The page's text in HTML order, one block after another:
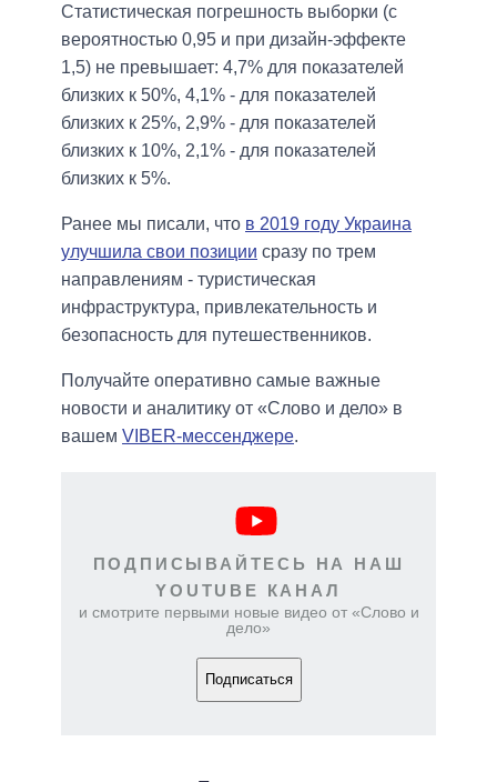
Статистическая погрешность выборки (с
вероятностью 0,95 и при дизайн-эффекте
1,5) не превышает: 4,7% для показателей
близких к 50%, 4,1% - для показателей
близких к 25%, 2,9% - для показателей
близких к 10%, 2,1% - для показателей
близких к 5%.
Ранее мы писали, что в 2019 году Украина
улучшила свои позиции сразу по трем
направлениям - туристическая
инфраструктура, привлекательность и
безопасность для путешественников.
Получайте оперативно самые важные
новости и аналитику от «Слово и дело» в
вашем VIBER-мессенджере.
ПОДПИСЫВАЙТЕСЬ НА НАШ
YOUTUBE КАНАЛ
и смотрите первыми новые видео от «Слово и
дело»
Подписаться